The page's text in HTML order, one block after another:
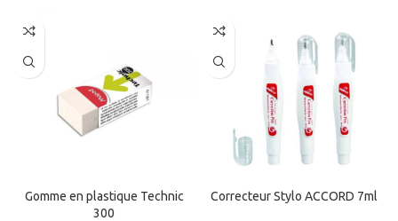
Gomme en plastique Technic
300
Correcteur Stylo ACCORD 7ml